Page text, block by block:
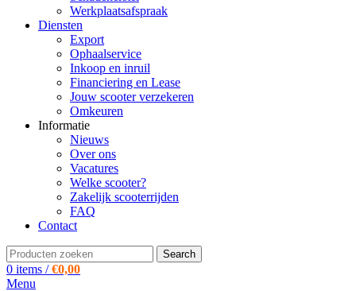
Werkplaatsafspraak
Diensten
Export
Ophaalservice
Inkoop en inruil
Financiering en Lease
Jouw scooter verzekeren
Omkeuren
Informatie
Nieuws
Over ons
Vacatures
Welke scooter?
Zakelijk scooterrijden
FAQ
Contact
Search
0 items / €0,00
Menu